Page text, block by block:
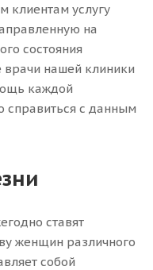
клиентам услугу
на
состояния
нашей клиники
каждой
справиться с данным
ставят
женщин различного
собой